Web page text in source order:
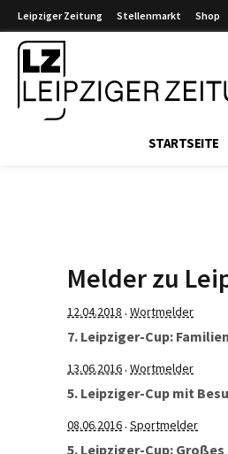
Leipziger Zeitung Stellenmarkt Shop
STARTSEITE
Melder zu
12.04.2018 · Wortmelder
7. Leipziger-Cup:
13.06.2016· Wortmelder
5. Leipziger-Cup mit
08.06.2016· Sportmelder
5. Leipziger-Cup: